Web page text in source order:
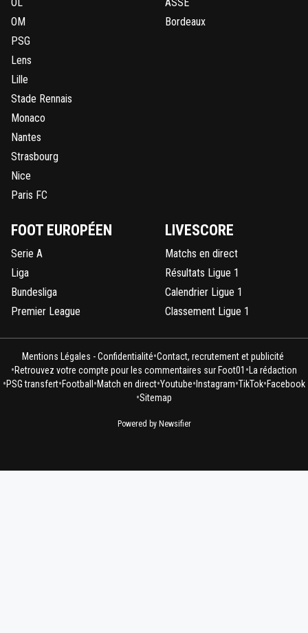
OM
PSG
Lens
Lille
Stade Rennais
Monaco
Nantes
Strasbourg
Nice
Paris FC
Bordeaux
FOOT EUROPÉEN
Serie A
Liga
Bundesliga
Premier League
LIVESCORE
Matchs en direct
Résultats Ligue 1
Calendrier Ligue 1
Classement Ligue 1
Mentions Légales - Confidentialité•Contact, recrutement et publicité
•Retrouvez votre compte pour les commentaires sur Foot01 • La rédaction
•PSG transfert•Football •Match en direct•Youtube• Instagram•TikTok•Facebook
•Sitemap
Powered by Newsifier